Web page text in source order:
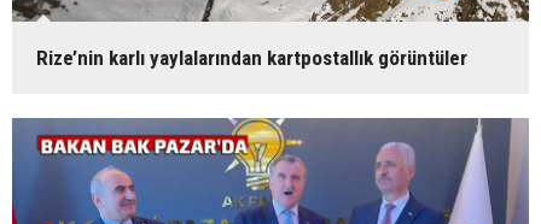
Rize’nin karlı yaylalarından kartpostallık görüntüler